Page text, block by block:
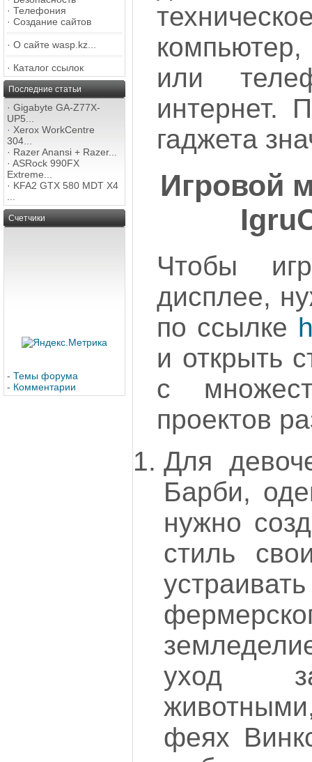
· Телефония
· Создание сайтов
· О сайте wasp.kz...
· Каталог ссылок
Последние статьи
· Gigabyte GA-Z77X-
UP5...
· Xerox WorkCentre
304...
· Razer Anansi + Razer...
· ASRock 990FX
Extreme...
· KFA2 GTX 580 MDT X4
Счетчики
- Темы форума
- Комментарии
или
интернет.
гаджета
Игровой
Чтобы
дисплее,
по ссылке
и открыть
с
проектов
Для
Барби,
нужно
стиль
уход
феях